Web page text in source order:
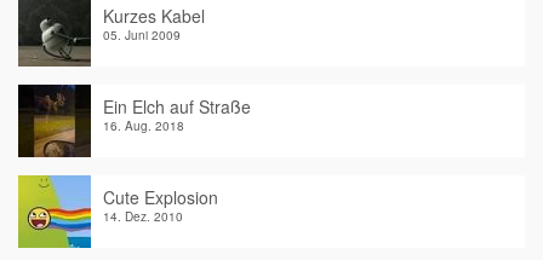
Kurzes Kabel
05. Juni 2009
Ein Elch auf Straße
16. Aug. 2018
Cute Explosion
14. Dez. 2010